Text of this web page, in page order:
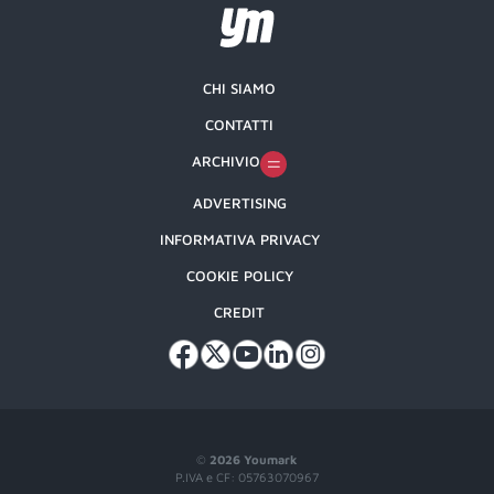
© 2026 Youmark
P.IVA e CF: 05763070967
CHI SIAMO
CONTATTI
ARCHIVIO
ADVERTISING
INFORMATIVA PRIVACY
COOKIE POLICY
CREDIT